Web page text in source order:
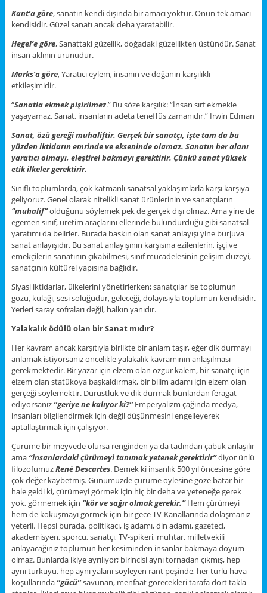
Kant’a göre, sanatın kendi dışında bir amacı yoktur. Onun tek amacı
kendisidir. Güzel sanatı ancak deha yaratabilir.
Hegel’e göre, Sanattaki güzellik, doğadaki güzellikten üstündür. Sanat
insan aklının ürünüdür.
Marks’a göre, Yaratıcı eylem, insanın ve doğanın karşılıklı
etkileşimidir.
“Sanatla ekmek pişirilmez.” Bu söze karşılık: “İnsan sırf ekmekle
yaşayamaz. Sanat, insanların adeta teneffüs zamanıdır.” Irwin Edman
Sanat, özü gereği muhaliftir. Gerçek bir sanatçı, işte tam da bu
yüzden iktidarın emrinde ve ekseninde olamaz. Sanatın her alanı
yaratıcı olmayı, eleştirel bakmayı gerektirir. Çünkü sanat yüksek
etik ilkeler gerektirir.
Sınıflı toplumlarda, çok katmanlı sanatsal yaklaşımlarla karşı karşıya
geliyoruz. Genel olarak nitelikli sanat ürünlerinin ve sanatçıların
“muhalif”olduğunu söylemek pek de gerçek dışı olmaz. Ama yine de
egemen sınıf, üretim araçlarını ellerinde bulundurduğu gibi sanatsal
yaratımı da belirler. Burada baskın olan sanat anlayışı yine burjuva
sanat anlayışıdır. Bu sanat anlayışının karşısına ezilenlerin, işçi ve
emekçilerin sanatının çıkabilmesi, sınıf mücadelesinin gelişim düzeyi,
sanatçının kültürel yapısına bağlıdır.
Siyasi iktidarlar, ülkelerini yönetirlerken; sanatçılar ise toplumun
gözü, kulağı, sesi soluğudur, geleceği, dolayısıyla toplumun kendisidir.
Yerleri saray sofraları değil, halkın yanıdır.
Yalakalık ödülü olan bir Sanat mıdır?
Her kavram ancak karşıtıyla birlikte bir anlam taşır, eğer dik durmayı
anlamak istiyorsanız öncelikle yalakalık kavramının anlaşılması
gerekmektedir. Bir yazar için elzem olan özgür kalem, bir sanatçı için
elzem olan statükoya başkaldırmak, bir bilim adamı için elzem olan
gerçeği söylemektir. Dürüstlük ve dik durmak bunlardan feragat
ediyorsanız ‘’geriye ne kalıyor ki?’’Emperyalizm çağında medya,
insanları bilgilendirmek için değil düşünmesini engelleyerek
aptallaştırmak için çalışıyor.
Çürüme bir meyvede olursa renginden ya da tadından çabuk anlaşılır
ama ‘’insanlardaki çürümeyi tanımak yetenek gerektirir’’diyor ünlü
filozofumuzRené Descartes. Demek ki insanlık 500 yıl öncesine göre
çok değer kaybetmiş. Günümüzde çürüme öylesine göze batar bir
hale geldi ki, çürümeyi görmek için hiç bir deha ve yeteneğe gerek
yok, görmemek için ‘’kör ve sağır olmak gerekir.’’Hem çürümeyi
hem de kokuşmayı görmek için bir gece TV-Kanallarında dolaşmanız
yeterli. Hepsi burada, politikacı, iş adamı, din adamı, gazeteci,
akademisyen, sporcu, sanatçı, TV-spikeri, muhtar, milletvekili
anlayacağınız toplumun her kesiminden insanlar bakmaya doyum
olmaz. Bunlarda ikiye ayrılıyor; birincisi aynı tornadan çıkmış, hep
aynı türküyü, hep aynı yalanı söyleyen rant peşinde, her türlü hava
koşullarında ‘’gücü’’savunan, menfaat görecekleri tarafa dört takla